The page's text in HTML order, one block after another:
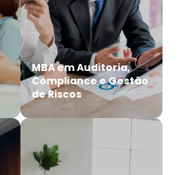
MBA em Auditoria,
Compliance e Gestão
de Riscos